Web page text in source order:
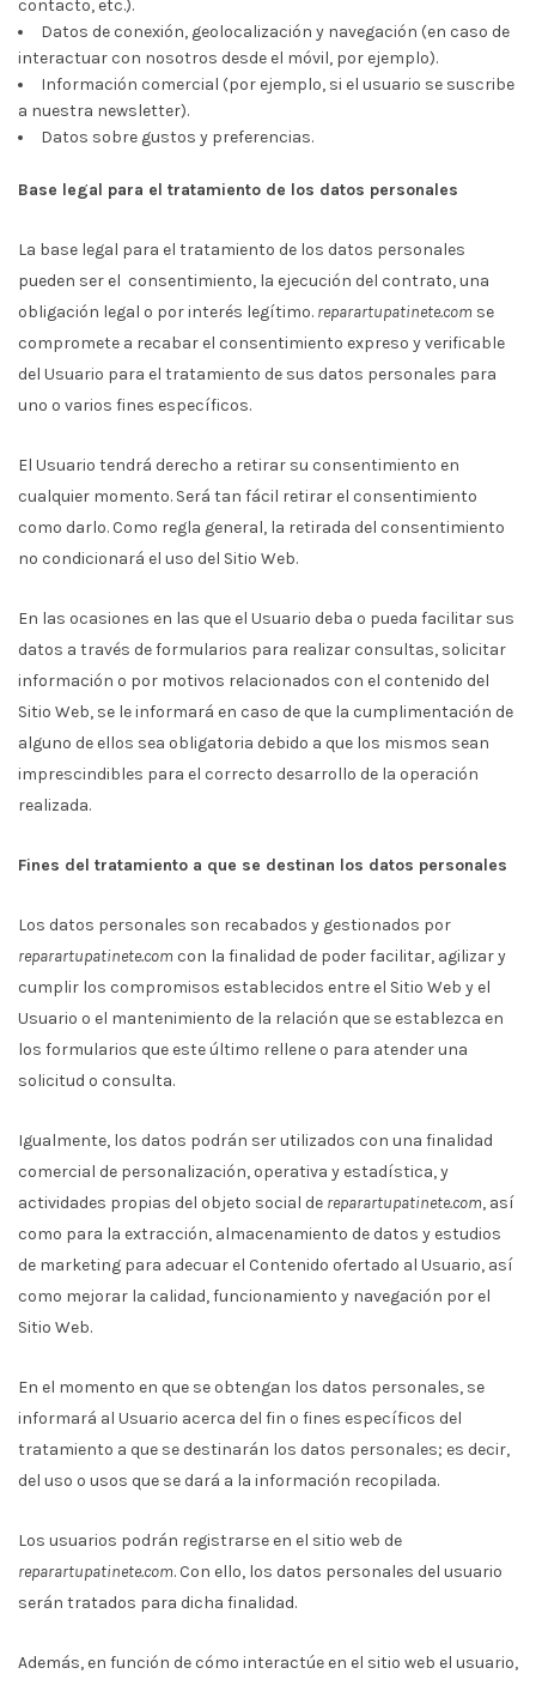
contacto, etc.).
Datos de conexión, geolocalización y navegación (en caso de
interactuar con nosotros desde el móvil, por ejemplo).
Información comercial (por ejemplo, si el usuario se suscribe
a nuestra newsletter).
Datos sobre gustos y preferencias.
Base legal para el tratamiento de los datos personales
La base legal para el tratamiento de los datos personales
pueden ser el consentimiento, la ejecución del contrato, una
obligación legal o por interés legítimo. reparartupatinete.com se
compromete a recabar el consentimiento expreso y verificable
del Usuario para el tratamiento de sus datos personales para
uno o varios fines específicos.
El Usuario tendrá derecho a retirar su consentimiento en
cualquier momento. Será tan fácil retirar el consentimiento
como darlo. Como regla general, la retirada del consentimiento
no condicionará el uso del Sitio Web.
En las ocasiones en las que el Usuario deba o pueda facilitar sus
datos a través de formularios para realizar consultas, solicitar
información o por motivos relacionados con el contenido del
Sitio Web, se le informará en caso de que la cumplimentación de
alguno de ellos sea obligatoria debido a que los mismos sean
imprescindibles para el correcto desarrollo de la operación
realizada.
Fines del tratamiento a que se destinan los datos personales
Los datos personales son recabados y gestionados por
reparartupatinete.com con la finalidad de poder facilitar, agilizar y
cumplir los compromisos establecidos entre el Sitio Web y el
Usuario o el mantenimiento de la relación que se establezca en
los formularios que este último rellene o para atender una
solicitud o consulta.
Igualmente, los datos podrán ser utilizados con una finalidad
comercial de personalización, operativa y estadística, y
actividades propias del objeto social de reparartupatinete.com, así
como para la extracción, almacenamiento de datos y estudios
de marketing para adecuar el Contenido ofertado al Usuario, así
como mejorar la calidad, funcionamiento y navegación por el
Sitio Web.
En el momento en que se obtengan los datos personales, se
informará al Usuario acerca del fin o fines específicos del
tratamiento a que se destinarán los datos personales; es decir,
del uso o usos que se dará a la información recopilada.
Los usuarios podrán registrarse en el sitio web de
reparartupatinete.com. Con ello, los datos personales del usuario
serán tratados para dicha finalidad.
Además, en función de cómo interactúe en el sitio web el usuario,